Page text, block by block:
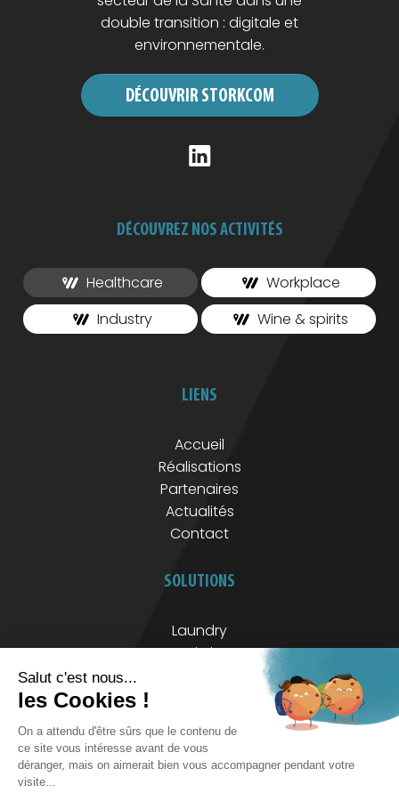
double transition : digitale et
environnementale.
DÉCOUVRIR STORKCOM
DÉCOUVREZ NOS ACTIVITÉS
Healthcare
Workplace
Industry
Wine & spirits
LIENS
Accueil
Réalisations
Partenaires
Actualités
Contact
SOLUTIONS
Laundry
Logistics
MENTIONS
Mentions légales